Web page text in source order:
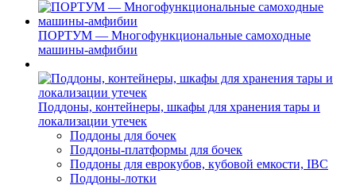
ПОРТУМ — Многофункциональные самоходные
машины-амфибии
Поддоны, контейнеры, шкафы для хранения тары и
локализации утечек
Поддоны для бочек
Поддоны-платформы для бочек
Поддоны для еврокубов, кубовой емкости, IBC
Поддоны-лотки